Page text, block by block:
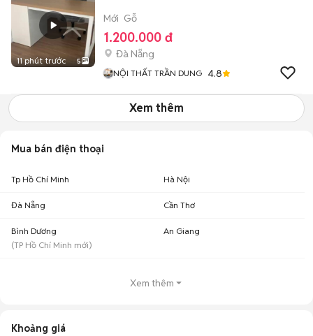
11 phút trước 5
Mới Gỗ
1.200.000 đ
Đà Nẵng
NỘI THẤT TRẦN DUNG 4.8
Xem thêm
Mua bán điện thoại
Tp Hồ Chí Minh Hà Nội
Đà Nẵng Cần Thơ
Bình Dương
(TP Hồ Chí Minh mới)
An Giang
Xem thêm
Khoảng giá